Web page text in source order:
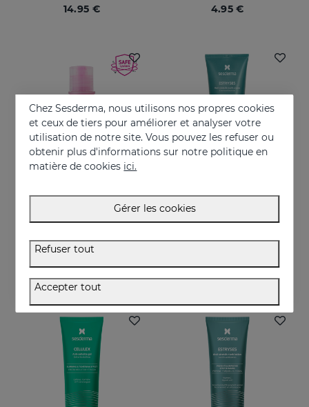
14.95 € 4.95 €
5.95 € 34.95 €
Chez Sesderma, nous utilisons nos propres cookies
et ceux de tiers pour améliorer et analyser votre
utilisation de notre site. Vous pouvez les refuser ou
obtenir plus d'informations sur notre politique en
matière de cookies ici.
Gérer les cookies
Refuser tout
Accepter tout